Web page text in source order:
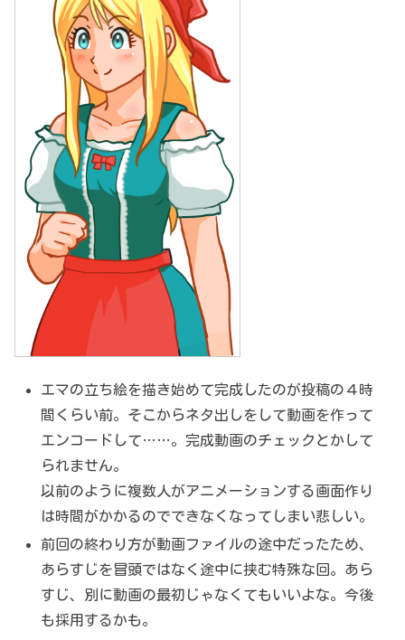
エマの立ち絵を描き始めて完成したのが投稿の４時
間くらい前。そこからネタ出しをして動画を作って
エンコードして……。完成動画のチェックとかして
られません。
以前のように複数人がアニメーションする画面作り
は時間がかかるのでできなくなってしまい悲しい。
前回の終わり方が動画ファイルの途中だったため、
あらすじを冒頭ではなく途中に挟む特殊な回。あら
すじ、別に動画の最初じゃなくてもいいよな。今後
も採用するかも。